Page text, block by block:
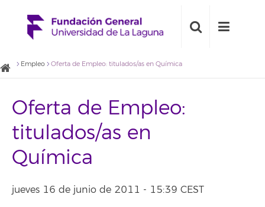
Empleo Oferta de Empleo: titulados/as en Química
Oferta de Empleo:
titulados/as en
Química
jueves 16 de junio de 2011 - 15:39 CEST